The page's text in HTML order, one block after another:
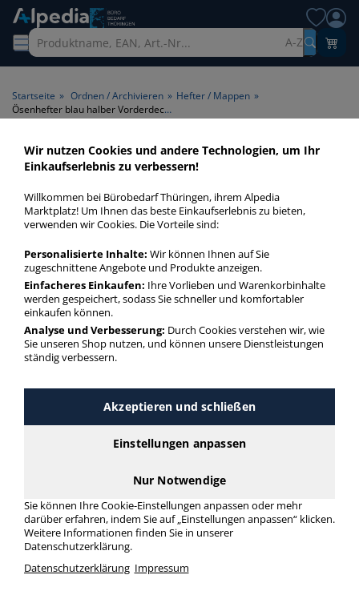
A-Z
Startseite » Ordnen / Archivieren » Hefter / Mappen »
Ösenhefter blau halber Vorderdeckel
Ösenhefter blau halber
Vorderdeckel > Farbe blau >
Vorderdeckel halber
Vorderdeckel
Ösenhefter blau halber Vorderdeckel in bester Qualität zum
günstigen Preis. Finden Sie schnell Ösenhefter blau halber
Vorderdeckel mit unserer Filter-Funktion.
Ösenhefter blau halber Vorderdeckel
Häufig gesucht
Ösenhefter
halber Vorderdeckel
Ösenhefter
ganzer Vorderdeckel
Wir nutzen Cookies und andere Technologien, um Ihr
Einkaufserlebnis zu verbessern!
Willkommen bei Bürobedarf Thüringen, ihrem Alpedia
Marktplatz! Um Ihnen das beste Einkaufserlebnis zu bieten,
verwenden wir Cookies. Die Vorteile sind:
Personalisierte Inhalte: Wir können Ihnen auf Sie
zugeschnittene Angebote und Produkte anzeigen.
Einfacheres Einkaufen: Ihre Vorlieben und Warenkorbinhalte
werden gespeichert, sodass Sie schneller und komfortabler
einkaufen können.
Analyse und Verbesserung: Durch Cookies verstehen wir, wie
Sie unseren Shop nutzen, und können unsere Dienstleistungen
ständig verbessern.
Akzeptieren und schließen
Einstellungen anpassen
Nur Notwendige
Sie können Ihre Cookie-Einstellungen anpassen oder mehr
darüber erfahren, indem Sie auf „Einstellungen anpassen“ klicken.
Weitere Informationen finden Sie in unserer
Datenschutzerklärung.
Datenschutzerklärung Impressum